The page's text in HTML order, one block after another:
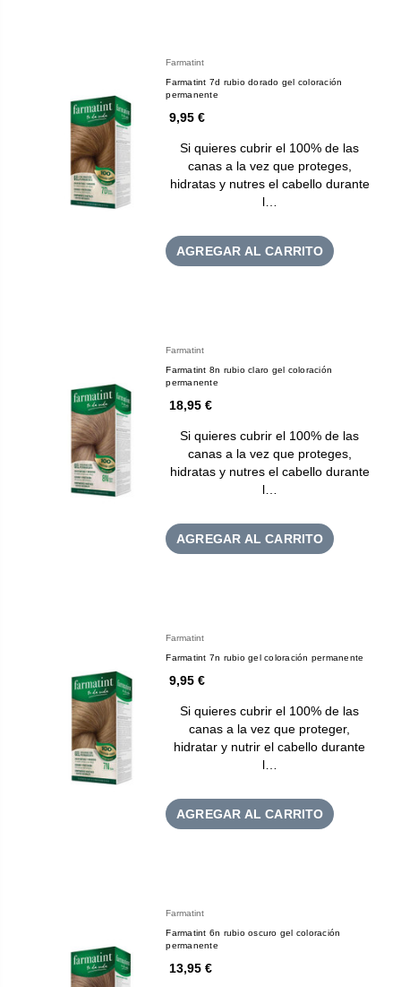
Farmatint
Farmatint 7d rubio dorado gel coloración
permanente
9,95 €
Si quieres cubrir el 100% de las
canas a la vez que proteges,
hidratas y nutres el cabello durante
l…
AGREGAR AL CARRITO
Farmatint
Farmatint 8n rubio claro gel coloración
permanente
18,95 €
Si quieres cubrir el 100% de las
canas a la vez que proteges,
hidratas y nutres el cabello durante
l…
AGREGAR AL CARRITO
Farmatint
Farmatint 7n rubio gel coloración permanente
9,95 €
Si quieres cubrir el 100% de las
canas a la vez que proteger,
hidratar y nutrir el cabello durante
l…
AGREGAR AL CARRITO
Farmatint
Farmatint 6n rubio oscuro gel coloración
permanente
13,95 €